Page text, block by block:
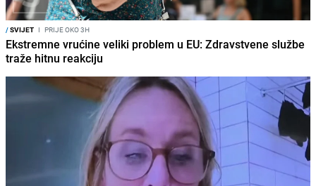
/SVIJET I PRIJE OKO 3H
Ekstremne vrućine veliki problem u EU: Zdravstvene službe
traže hitnu reakciju